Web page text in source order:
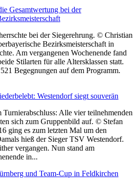
Gesamtwertung bei der
bei der Siegerehrung. © Christian
Bezirksmeisterschaft in
Am vergangenen Wochenende fand
Stilarten für alle Altersklassen statt.
Begegnungen auf dem Programm.
Westendorf siegt souverän
Alle vier teilnehmenden
sich zum Gruppenbild auf. © Stefan
ging es zum letzten Mal um den
hieß der Sieger TSV Westendorf.
vergangen. Nun stand am
in...
und Team-Cup in Feldkirchen